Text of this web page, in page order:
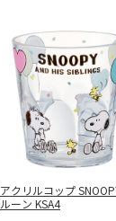
アクリルコップ
ルーン KSA4